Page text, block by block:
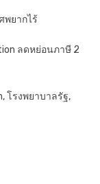
พยากไร้
ลดหย่อนภาษี 2
โรงพยาบาลรัฐ,